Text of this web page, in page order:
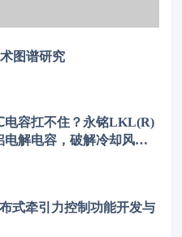
图谱研究
电容扛不住？永铭LKL(R)
解电容，破解冷却风扇
式牵引力控制功能开发与